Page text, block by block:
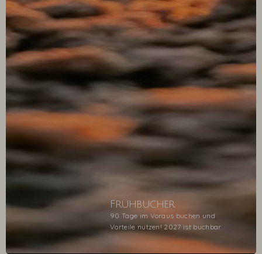
Frühbucher
90 Tage im Voraus buchen und
Vorteile nutzen! 2027 ist buchbar